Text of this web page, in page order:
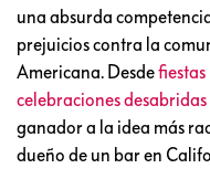
una absurda
prejuicios contra la
Americana. Desde
celebraciones desabridas
ganador a la idea más
dueño de un bar en